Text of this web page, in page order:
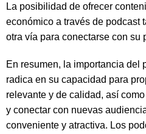
La posibilidad de ofrecer
económico a través de podcast
otra vía para conectarse con su
En resumen, la importancia del
radica en su capacidad para
relevante y de calidad, así
y conectar con nuevas
conveniente y atractiva. Los